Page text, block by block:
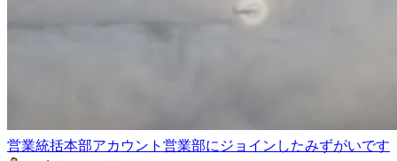
営業統括本部アカウント営業部にジョインしたみずがいです